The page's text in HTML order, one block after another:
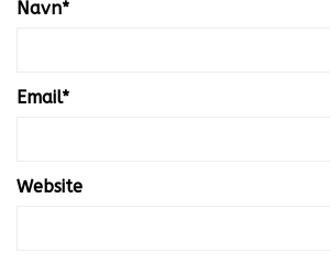
Navn*
Email*
Website